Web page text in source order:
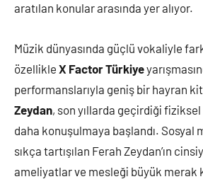
aratılan konular arasında yer alıyor.
Müzik dünyasında güçlü vokaliyle
özellikle X Factor Türkiye
performanslarıyla geniş bir hayran
Zeydan, son yıllarda geçirdiği
daha konuşulmaya başlandı. Sosyal
sıkça tartışılan Ferah Zeydan’ın
ameliyatlar ve mesleği büyük merak